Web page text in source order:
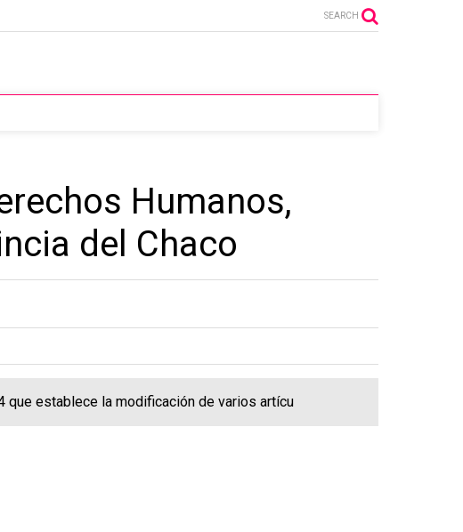
SEARCH
Humanos,
del Chaco
que establece la modificación de varios artícu